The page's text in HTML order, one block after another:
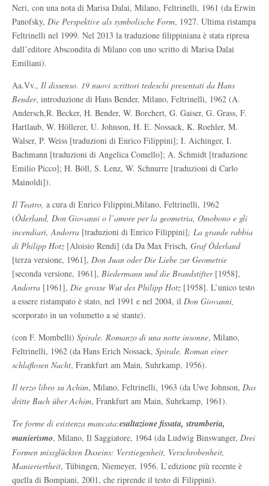
Neri, con una nota di Marisa Dalai, Milano, Feltrinelli, 1961 (da Erwin
Panofsky, Die Perspektive als symbolische Form, 1927. Ultima ristampa
Feltrinelli nel 1999. Nel 2013 la traduzione filippiniana è stata ripresa
dall’editore Abscondita di Milano con uno scritto di Marisa Dalai
Emiliani).
Aa.Vv., Il dissenso. 19 nuovi scrittori tedeschi presentati da Hans
Bender, introduzione di Hans Bender, Milano, Feltrinelli, 1962 (A.
Andersch,R. Becker, H. Bender, W. Borchert, G. Gaiser, G. Grass, F.
Hartlaub, W. Höllerer, U. Johnson, H. E. Nossack, K. Roehler, M.
Walser, P. Weiss [traduzioni di Enrico Filippini]; I. Aichinger, I.
Bachmann [traduzioni di Angelica Comello]; A. Schmidt [traduzione
Emilio Picco]; H. Böll, S. Lenz, W. Schnurre [traduzioni di Carlo
Mainoldi]).
Il Teatro, a cura di Enrico Filippini,Milano, Feltrinelli, 1962
(Öderland, Don Giovanni o l’amore per la geometria, Omobono e gli
incendiari, Andorra [traduzioni di Enrico Filippini]; La grande rabbia
di Philipp Hotz [Aloisio Rendi] (da Da Max Frisch, Graf Öderland
[terza versione, 1961], Don Juan oder Die Liebe zur Geometrie
[seconda versione, 1961], Biedermann und die Brandstifter[1958],
Andorra [1961], Die grosse Wut des Philipp Hotz [1958]. L’unico testo
a essere ristampato è stato, nel 1991 e nel 2004, il Don Giovanni,
scorporato in un volumetto a sé stante).
(con F. Mombelli) Spirale. Romanzo di una notte insonne, Milano,
Feltrinelli, 1962 (da Hans Erich Nossack, Spirale. Roman einer
schlaflosen Nacht, Frankfurt am Main, Suhrkamp, 1956).
Il terzo libro su Achim, Milano, Feltrinelli, 1963 (da Uwe Johnson, Das
dritte Buch über Achim, Frankfurt am Main, Suhrkamp, 1961).
Tre forme di esistenza mancata:esaltazione fissata, stramberia,
manierismo, Milano, Il Saggiatore, 1964 (da Ludwig Binswanger, Drei
Formen missglückten Daseins: Verstiegenheit, Verschrobenheit,
Manieriertheit, Tübingen, Niemeyer, 1956. L’edizione più recente è
quella di Bompiani, 2001, che riprende il testo di Filippini).